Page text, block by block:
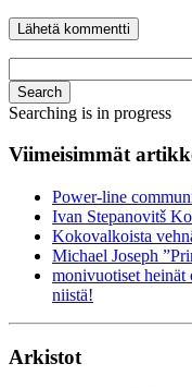
Search
Searching is in progress
Viimeisimmät
Power-line
Ivan Stepanovitš
Kokovalkoista
Michael Joseph
monivuotiset heinät
niistä!
Arkistot